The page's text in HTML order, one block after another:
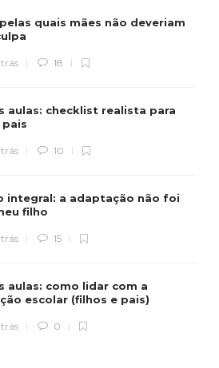
quais mães não deveriam
18
aulas: checklist realista para
pais
10
integral: a adaptação não foi
filho
15
aulas: como lidar com a
escolar (filhos e pais)
0